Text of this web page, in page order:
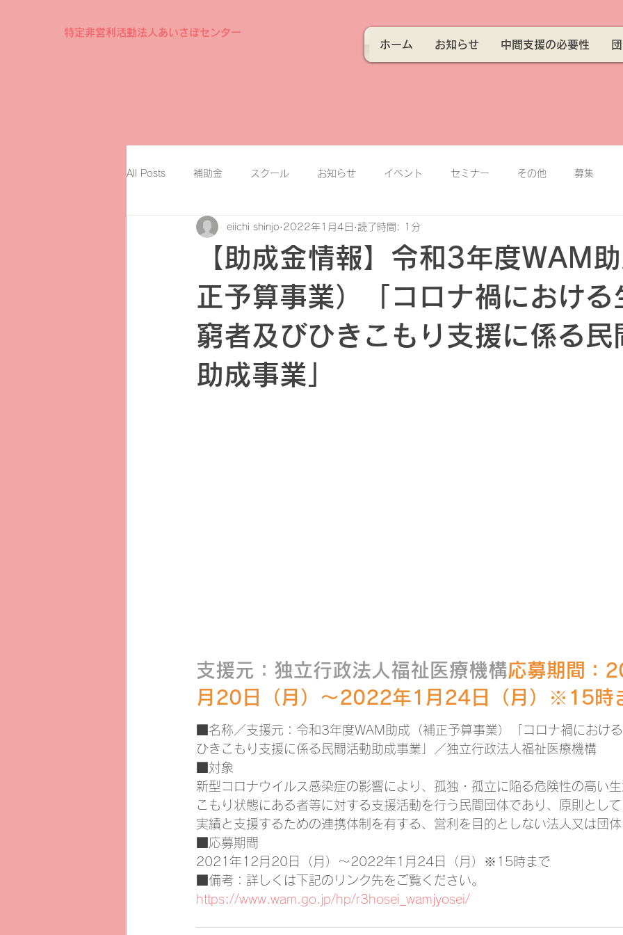
特定非営利活動法人あいさぽセンター
ホーム お知らせ 中間支援の必要性
All Posts 補助金 スクール お知らせ イベント セミナー その他 募集
【助成金情報】令和3年度WAM
正予算事業）「コロナ禍における
窮者及びひきこもり支援に係る民
助成事業」
eiichi shinjo 2022年1月4日 読了時間: 1分
支援元：独立行政法人福祉医療機構応募期間：
月20日（月）～2022年1月24日（月）※15時
■名称／支援元：令和3年度WAM助成（補正予算事業）「コロナ禍におけ
ひきこもり支援に係る民間活動助成事業」／独立行政法人福祉医療機構
■対象
新型コロナウイルス感染症の影響により、孤独・孤立に陥る危険性の高い
こもり状態にある者等に対する支援活動を行う民間団体であり、原則とし
実績と支援するための連携体制を有する、営利を目的としない法人又は団
■応募期間
2021年12月20日（月）～2022年1月24日（月）※15時まで
■備考：詳しくは下記のリンク先をご覧ください。
https://www.wam.go.jp/hp/r3hosei_wamjyosei/